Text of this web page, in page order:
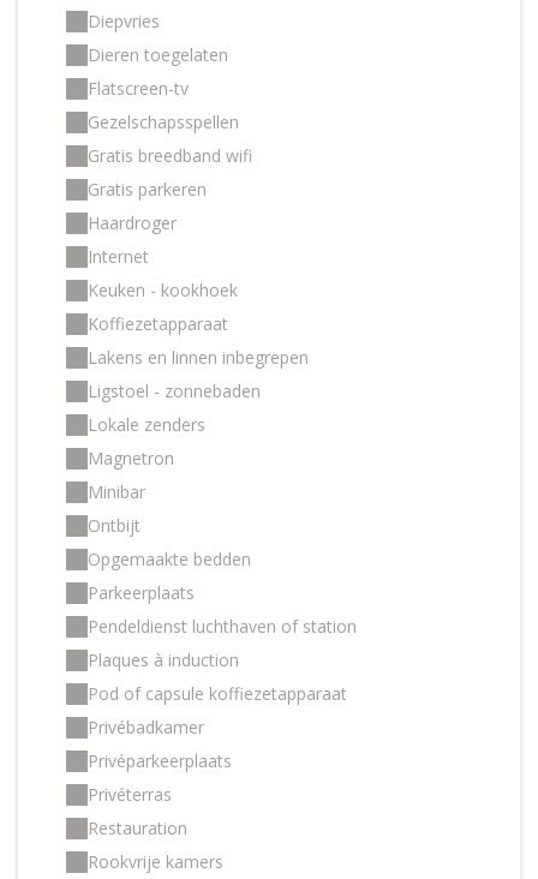
Diepvries
Dieren toegelaten
Flatscreen-tv
Gezelschapsspellen
Gratis breedband wifi
Gratis parkeren
Haardroger
Internet
Keuken - kookhoek
Koffiezetapparaat
Lakens en linnen inbegrepen
Ligstoel - zonnebaden
Lokale zenders
Magnetron
Minibar
Ontbijt
Opgemaakte bedden
Parkeerplaats
Pendeldienst luchthaven of station
Plaques à induction
Pod of capsule koffiezetapparaat
Privébadkamer
Privéparkeerplaats
Privéterras
Restauration
Rookvrije kamers